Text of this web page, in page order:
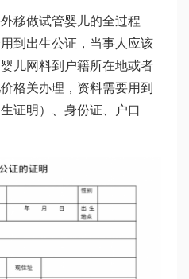
移做试管婴儿的全过程
到出生公证，当事人应该
儿网料到户籍所在地或者
格关办理，资料需要用到
生证明）、身份证、户口